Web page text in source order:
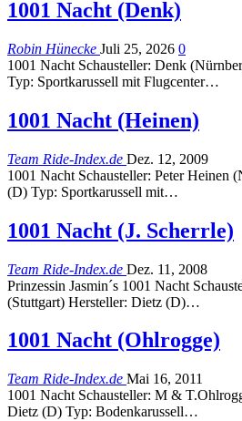
1001 Nacht (Denk)
Robin Hünecke Juli 25, 2026 0
1001 Nacht Schausteller: Denk
Typ: Sportkarussell mit Flugcenter…
1001 Nacht (Heinen)
Team Ride-Index.de Dez. 12, 2009
1001 Nacht Schausteller: Peter Heinen
(D) Typ: Sportkarussell mit…
1001 Nacht (J. Scherrle)
Team Ride-Index.de Dez. 11, 2008
Prinzessin Jasmin´s 1001 Nacht
(Stuttgart) Hersteller: Dietz (D)…
1001 Nacht (Ohlrogge)
Team Ride-Index.de Mai 16, 2011
1001 Nacht Schausteller: M &
Dietz (D) Typ: Bodenkarussell…